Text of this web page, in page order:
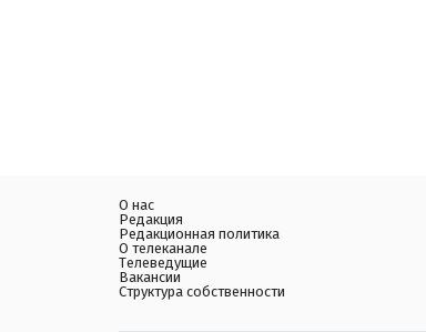
О нас
Редакция
Редакционная политика
О телеканале
Телеведущие
Вакансии
Структура собственности